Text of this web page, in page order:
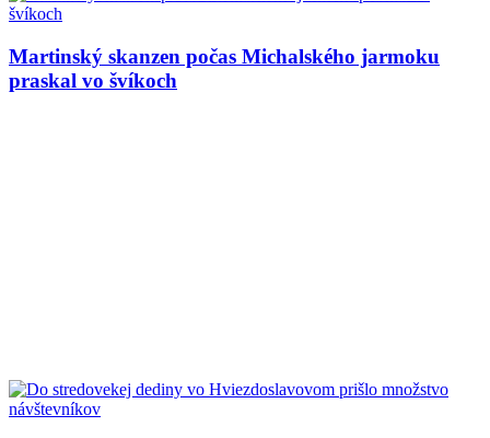
Martinský skanzen počas Michalského jarmoku
praskal vo švíkoch